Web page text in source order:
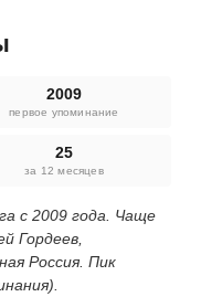
2009
первое упоминание
25
за 12 месяцев
с 2009 года. Чаще
Гордеев,
Россия. Пик